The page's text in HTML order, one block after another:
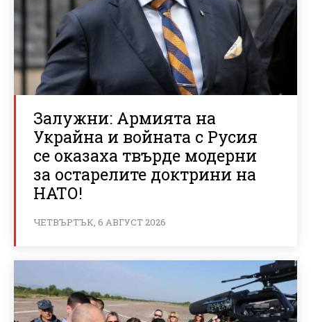
Залужни: Армията на
Украйна и войната с Русия
се оказаха твърде модерни
за остарелите доктрини на
НАТО!
ЧЕТВЪРТЪК, 6 АВГУСТ 2026